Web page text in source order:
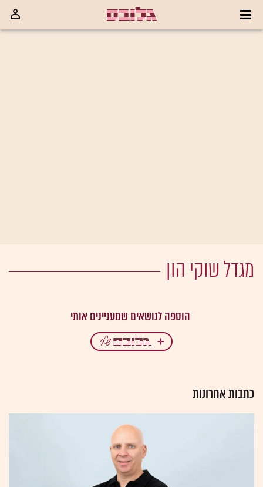
מגדל שוקי הון
כתבות אחרונות